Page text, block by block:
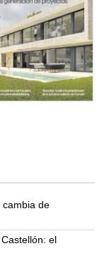
cambia de
el